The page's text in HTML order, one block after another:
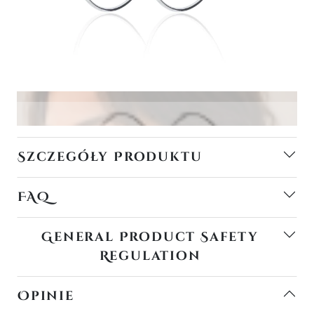
Szczegóły Produktu
FAQ
General Product Safety
Regulation
Opinie